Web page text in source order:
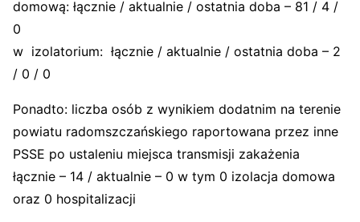
domową: łącznie / aktualnie / ostatnia doba – 81 / 4 /
0
w izolatorium: łącznie / aktualnie / ostatnia doba – 2
/ 0 / 0
Ponadto: liczba osób z wynikiem dodatnim na terenie
powiatu radomszczańskiego raportowana przez inne
PSSE po ustaleniu miejsca transmisji zakażenia
łącznie – 14 / aktualnie – 0 w tym 0 izolacja domowa
oraz 0 hospitalizacji